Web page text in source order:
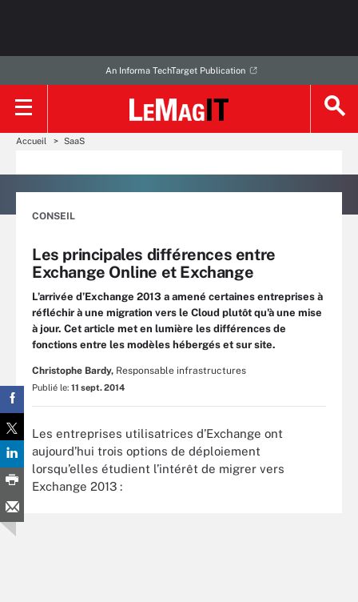
An Informa TechTarget Publication
Accueil SaaS
CONSEIL
Les principales différences entre
Exchange Online et Exchange
L’arrivée d’Exchange 2013 a amené certaines entreprises à
réfléchir à une migration vers le Cloud plutôt qu'à une mise
à jour. Cet article met en lumière les différences de
fonctions entre les modèles hébergés et sur site.
Christophe Bardy, Responsable infrastructures
Publié le: 11 sept. 2014
Les entreprises utilisatrices d’Exchange ont
aujourd’hui trois options de déploiement
lorsqu’elles étudient l’intérêt de migrer vers
Exchange 2013 :